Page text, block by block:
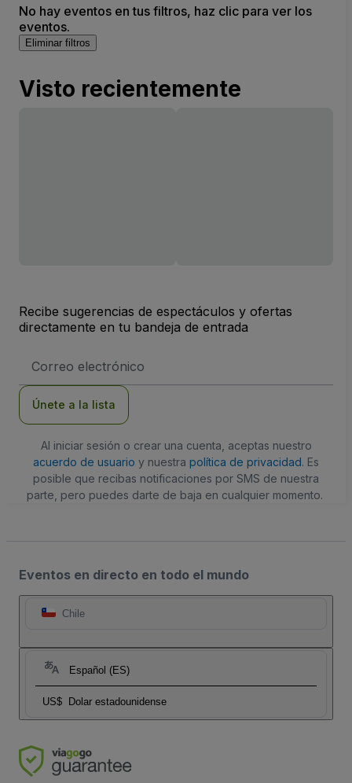
No hay eventos en tus filtros, haz clic para ver los
eventos.
Eliminar filtros
Visto recientemente
Recibe sugerencias de espectáculos y ofertas
directamente en tu bandeja de entrada
de
Únete a la lista
Al iniciar sesión o crear una cuenta, aceptas nuestro
acuerdo de usuario y nuestra política de privacidad. Es
posible que recibas notificaciones por SMS de nuestra
parte, pero puedes darte de baja en cualquier momento.
Eventos en directo en todo el mundo
Chile
Español (ES)
US$ Dolar estadounidense